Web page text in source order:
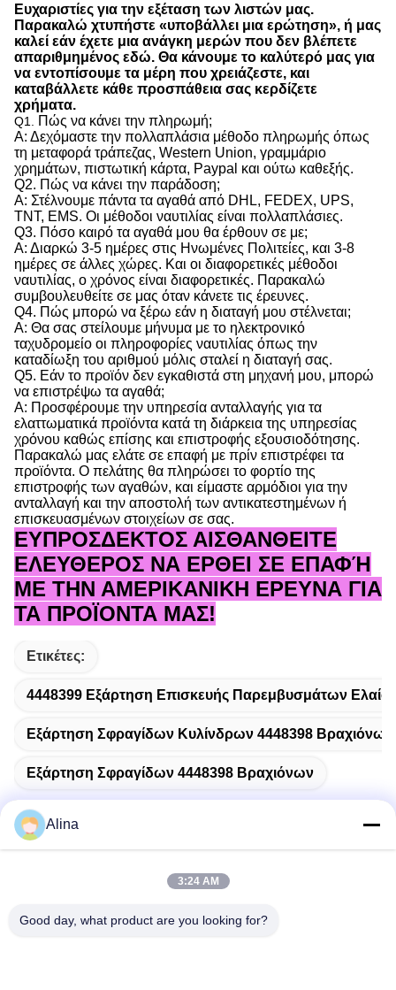
Ευχαριστίες για την εξέταση των λιστών μας.
Παρακαλώ χτυπήστε «υποβάλλει μια ερώτηση», ή μας
καλεί εάν έχετε μια ανάγκη μερών που δεν βλέπετε
απαριθμημένος εδώ. Θα κάνουμε το καλύτερό μας για
να εντοπίσουμε τα μέρη που χρειάζεστε, και
καταβάλλετε κάθε προσπάθεια σας κερδίζετε
χρήματα.
Q1.
Πώς να κάνει την πληρωμή;
Α: Δεχόμαστε την πολλαπλάσια μέθοδο πληρωμής όπως
τη μεταφορά τράπεζας, Western Union, γραμμάριο
χρημάτων, πιστωτική κάρτα, Paypal και ούτω καθεξής.
Q2. Πώς να κάνει την παράδοση;
Α: Στέλνουμε πάντα τα αγαθά από DHL, FEDEX, UPS,
TNT, EMS. Οι μέθοδοι ναυτιλίας είναι πολλαπλάσιες.
Q3. Πόσο καιρό τα αγαθά μου θα έρθουν σε με;
Α: Διαρκώ 3-5 ημέρες στις Ηνωμένες Πολιτείες, και 3-8
ημέρες σε άλλες χώρες. Και οι διαφορετικές μέθοδοι
ναυτιλίας, ο χρόνος είναι διαφορετικές. Παρακαλώ
συμβουλευθείτε σε μας όταν κάνετε τις έρευνες.
Q4. Πώς μπορώ να ξέρω εάν η διαταγή μου στέλνεται;
Α: Θα σας στείλουμε μήνυμα με το ηλεκτρονικό
ταχυδρομείο οι πληροφορίες ναυτιλίας όπως την
καταδίωξη του αριθμού μόλις σταλεί η διαταγή σας.
Q5. Εάν το προϊόν δεν εγκαθιστά στη μηχανή μου, μπορώ
να επιστρέψω τα αγαθά;
Α: Προσφέρουμε την υπηρεσία ανταλλαγής για τα
ελαττωματικά προϊόντα κατά τη διάρκεια της υπηρεσίας
χρόνου καθώς επίσης και επιστροφής εξουσιοδότησης.
Παρακαλώ μας ελάτε σε επαφή με πρίν επιστρέφει τα
προϊόντα. Ο πελάτης θα πληρώσει το φορτίο της
επιστροφής των αγαθών, και είμαστε αρμόδιοι για την
ανταλλαγή και την αποστολή των αντικατεστημένων ή
επισκευασμένων στοιχείων σε σας.
ΕΥΠΡΟΣΔΕΚΤΟΣ ΑΙΣΘΑΝΘΕΙΤΕ
ΕΛΕΥΘΕΡΟΣ ΝΑ ΕΡΘΕΙ ΣΕ ΕΠΑΦΉ
ΜΕ ΤΗΝ ΑΜΕΡΙΚΑΝΙΚΗ ΕΡΕΥΝΑ ΓΙΑ
ΤΑ ΠΡΟΪΟΝΤΑ ΜΑΣ!
Ετικέτες:
4448399 Εξάρτηση Επισκευής Παρεμβυσμάτων
Εξάρτηση Σφραγίδων Κυλίνδρων 4448398 Βραχιόνων
Εξάρτηση Σφραγίδων 4448398 Βραχιόνων
Γρήγορη επικοινωνία
Διεύθυνση
Alina
3:24 AM
Good day, what product are you looking for?